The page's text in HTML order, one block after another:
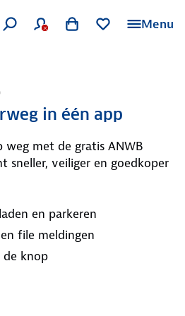
Menu
in één app
weg met de gratis ANWB
sneller, veiliger en goedkoper
en parkeren
file meldingen
de knop